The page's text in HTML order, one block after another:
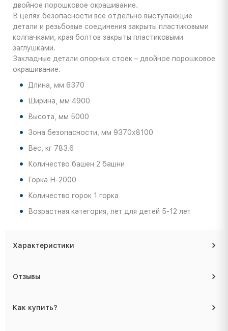
двойное порошковое окрашивание.
В целях безопасности все отдельно выступающие
детали и резьбовые соединения закрыты пластиковыми
колпачками, края болтов закрыты пластиковыми
заглушками.
Закладные детали опорных стоек – двойное порошковое
окрашивание.
Длина, мм 6370
Ширина, мм 4900
Высота, мм 5000
Зона безопасности, мм 9370х8100
Вес, кг 783.6
Количество башен 2 башни
Горка Н-2000
Количество горок 1 горка
Возрастная категория, лет для детей 5-12 лет
Характеристики
Отзывы
Как купить?